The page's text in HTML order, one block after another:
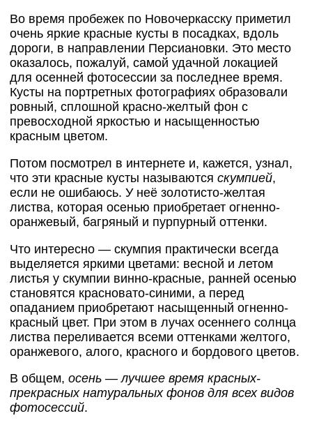
Во время пробежек по Новочеркасску приметил
очень яркие красные кусты в посадках, вдоль
дороги, в направлении Персиановки. Это место
оказалось, пожалуй, самой удачной локацией
для осенней фотосессии за последнее время.
Кусты на портретных фотографиях образовали
ровный, сплошной красно-желтый фон с
превосходной яркостью и насыщенностью
красным цветом.
Потом посмотрел в интернете и, кажется, узнал,
что эти красные кусты называются скумпией,
если не ошибаюсь. У неё золотисто-желтая
листва, которая осенью приобретает огненно-
оранжевый, багряный и пурпурный оттенки.
Что интересно — скумпия практически всегда
выделяется яркими цветами: весной и летом
листья у скумпии винно-красные, ранней осенью
становятся красновато-синими, а перед
опаданием приобретают насыщенный огненно-
красный цвет. При этом в лучах осеннего солнца
листва переливается всеми оттенками желтого,
оранжевого, алого, красного и бордового цветов.
В общем, осень — лучшее время красных-
прекрасных натуральных фонов для всех видов
фотосессий.